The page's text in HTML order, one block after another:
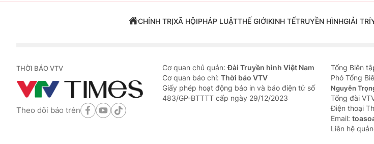
CHÍNH TRỊXÃ HỘIPHÁP LUẬTTHẾ GIỚIKINH TẾTRUYỀN HÌNHGIẢI TRÍ
THỜI BÁO VTV
Theo dõi báo trên
Cơ quan chủ quản:Đài Truyền hình Việt Nam
Cơ quan báo chí: Thời báo VTV
Giấy phép hoạt động báo in và báo điện tử số
483/GP-BTTTT cấp ngày 29/12/2023
Tổng Biên
Phó Tổng
Nguyễn
Tổng đài
Ðiện thoại
Email:
Liên hệ